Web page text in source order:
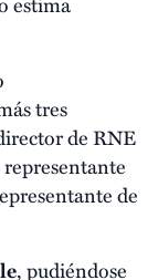
tres
de RNE
de
, pudiéndose